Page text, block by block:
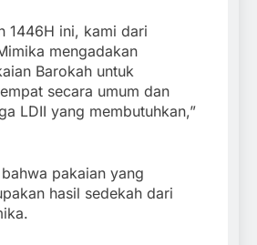
1446H ini, kami dari
mengadakan
Barokah untuk
secara umum dan
LDII yang membutuhkan,”
pakaian yang
hasil sedekah dari